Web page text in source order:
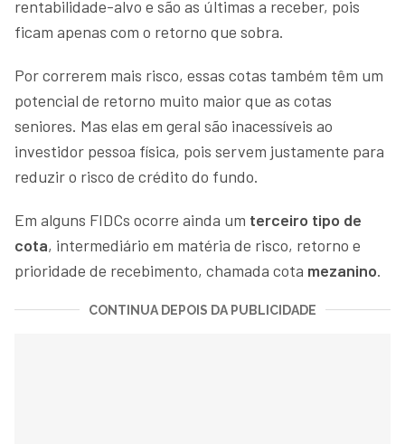
rentabilidade-alvo e são as últimas a receber, pois
ficam apenas com o retorno que sobra.
Por correrem mais risco, essas cotas também têm um
potencial de retorno muito maior que as cotas
seniores. Mas elas em geral são inacessíveis ao
investidor pessoa física, pois servem justamente para
reduzir o risco de crédito do fundo.
Em alguns FIDCs ocorre ainda um terceiro tipo de
cota, intermediário em matéria de risco, retorno e
prioridade de recebimento, chamada cota mezanino.
CONTINUA DEPOIS DA PUBLICIDADE